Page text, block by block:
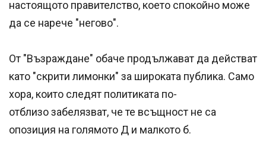
настоящото правителство, което спокойно може
да се нарече "негово".
От "Възраждане" обаче продължават да действат
като "скрити лимонки" за широката публика. Само
хора, които следят политиката по-
отблизо забелязват, че те всъщност не са
опозиция на голямото Д и малкото б.